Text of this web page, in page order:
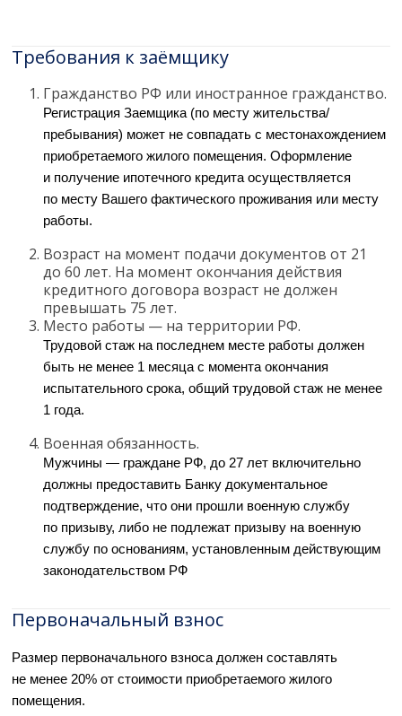
Требования к заёмщику
Гражданство РФ или иностранное гражданство.
Регистрация Заемщика (по месту жительства/
пребывания) может не совпадать с местонахождением
приобретаемого жилого помещения. Оформление
и получение ипотечного кредита осуществляется
по месту Вашего фактического проживания или месту
работы.
Возраст на момент подачи документов от 21
до 60 лет. На момент окончания действия
кредитного договора возраст не должен
превышать 75 лет.
Место работы — на территории РФ.
Трудовой стаж на последнем месте работы должен
быть не менее 1 месяца с момента окончания
испытательного срока, общий трудовой стаж не менее
1 года.
Военная обязанность.
Мужчины — граждане РФ, до 27 лет включительно
должны предоставить Банку документальное
подтверждение, что они прошли военную службу
по призыву, либо не подлежат призыву на военную
службу по основаниям, установленным действующим
законодательством РФ
Первоначальный взнос
Размер первоначального взноса должен составлять
не менее 20% от стоимости приобретаемого жилого
помещения.